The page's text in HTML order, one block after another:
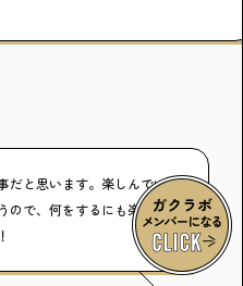
だと思います。楽しんでいた
ので、何をするにも楽しむこ